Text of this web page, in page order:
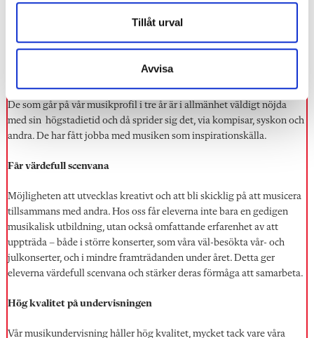
Tillåt urval
Avvisa
på Nordhemsskolan om de viktigaste orsakerna till varför
musikprofilerade skolor ofta har hög status.
De som går på vår musikprofil i tre år är i allmänhet väldigt nöjda
med sin högstadietid och då sprider sig det, via kompisar, syskon och
andra. De har fått jobba med musiken som inspirationskälla.
Får värdefull scenvana
Möjligheten att utvecklas kreativt och att bli skicklig på att musicera
tillsammans med andra. Hos oss får eleverna inte bara en gedigen
musikalisk utbildning, utan också omfattande erfarenhet av att
uppträda – både i större konserter, som våra väl-besökta vår- och
julkonserter, och i mindre framträdanden under året. Detta ger
eleverna värdefull scenvana och stärker deras förmåga att samarbeta.
Hög kvalitet på undervisningen
Vår musikundervisning håller hög kvalitet, mycket tack vare våra